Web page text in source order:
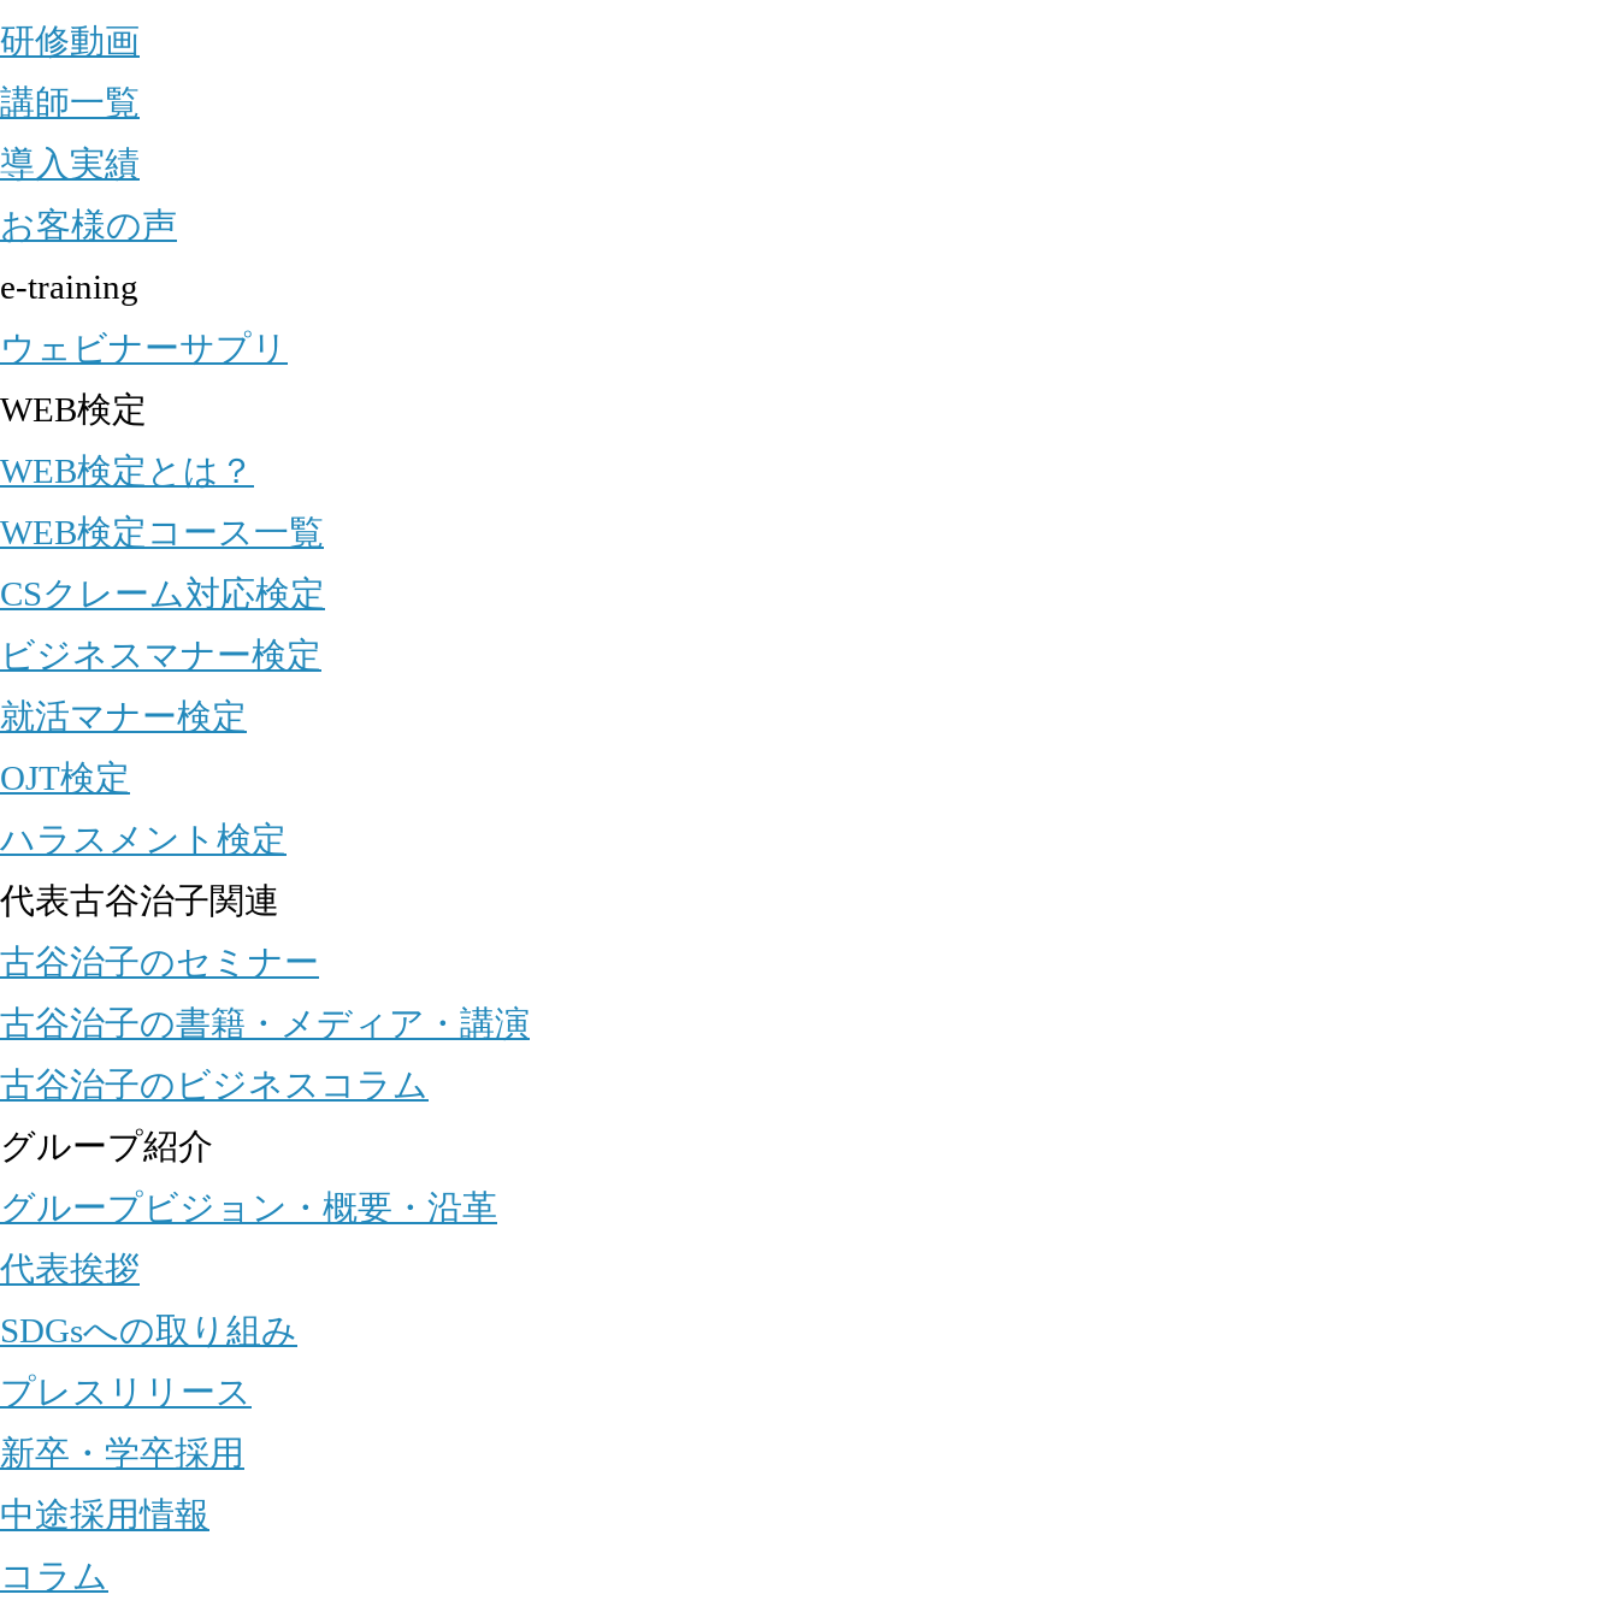
研修動画
講師一覧
導入実績
お客様の声
e-training
ウェビナーサプリ
WEB検定
WEB検定とは？
WEB検定コース一覧
CSクレーム対応検定
ビジネスマナー検定
就活マナー検定
OJT検定
ハラスメント検定
代表古谷治子関連
古谷治子のセミナー
古谷治子の書籍・メディア・講演
古谷治子のビジネスコラム
グループ紹介
グループビジョン・概要・沿革
代表挨拶
SDGsへの取り組み
プレスリリース
新卒・学卒採用
中途採用情報
コラム